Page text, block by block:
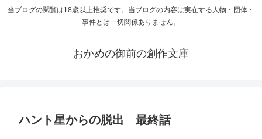
当ブログの閲覧は18歳以上推奨です。当ブログの内容は実在する人物・団体・
事件とは一切関係ありません。
おかめの御前の創作文庫
ハント星からの脱出 最終話